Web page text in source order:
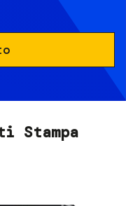
Stampa